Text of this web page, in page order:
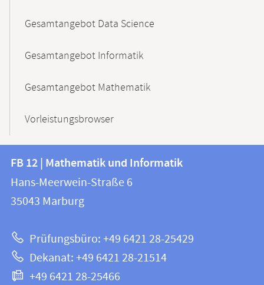
Gesamtangebot Data Science
Gesamtangebot Informatik
Gesamtangebot Mathematik
Vorleistungsbrowser
Kontakt
und
Informationen
Website
FB
12
|
und
Informatik
FB 12 | Mathematik und Informatik
Hans-Meerwein-Straße 6
35043 Marburg
Prüfungsbüro: +49 6421 28-25429
Dekanat: +49 6421 28-21514
+49 6421 28-25466